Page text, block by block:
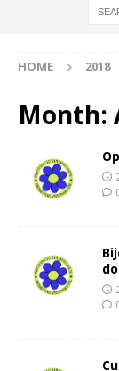
HOME 2018
Month: